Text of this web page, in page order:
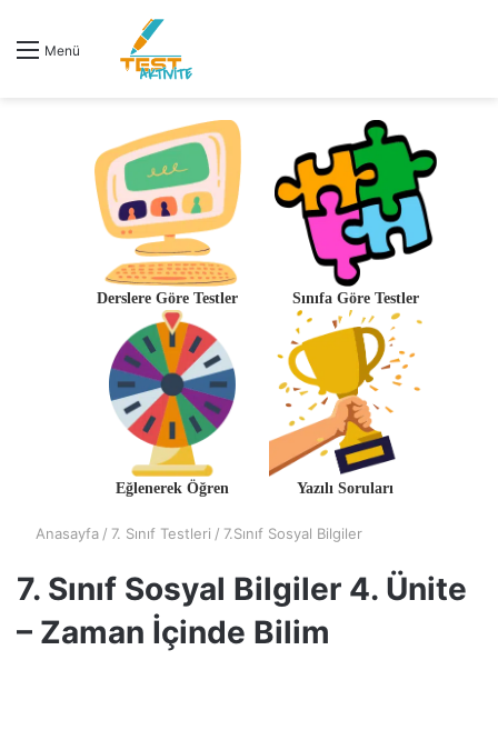
Menü
Derslere Göre Testler Sınıfa Göre Testler
Eğlenerek Öğren Yazılı Soruları
Anasayfa / 7. Sınıf Testleri / 7.Sınıf Sosyal Bilgiler
7. Sınıf Sosyal Bilgiler 4. Ünite
– Zaman İçinde Bilim